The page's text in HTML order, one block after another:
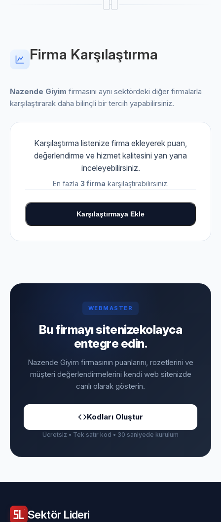
Firma Karşılaştırma
Nazende Giyim firmasını aynı sektördeki diğer firmalarla
karşılaştırarak daha bilinçli bir tercih yapabilirsiniz.
Karşılaştırma listenize firma ekleyerek puan,
değerlendirme ve hizmet kalitesini yan yana
inceleyebilirsiniz.
En fazla 3 firma karşılaştırabilirsiniz.
Karşılaştırmaya Ekle
WEBMASTER
Bu firmayı sitenizekolayca
entegre edin.
Nazende Giyim firmasının puanlarını, rozetlerini ve
müşteri değerlendirmelerini kendi web sitenizde
canlı olarak gösterin.
Kodları Oluştur
Ücretsiz • Tek satır kod • 30 saniyede kurulum
Sektör Lideri